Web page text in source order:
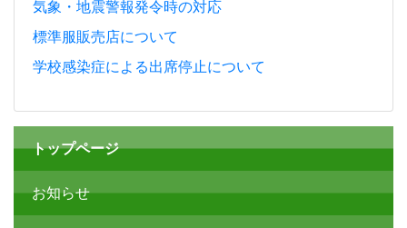
気象・地震警報発令時の対応
標準服販売店について
学校感染症による出席停止について
トップページ
お知らせ